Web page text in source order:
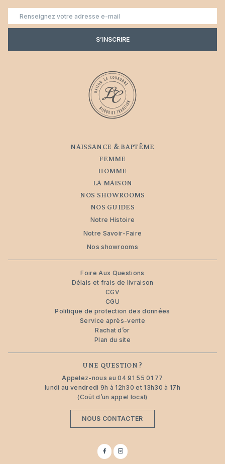
E-
S’INSCRIRE
NAISSANCE & BAPTÊME
FEMME
HOMME
LA MAISON
NOS SHOWROOMS
NOS GUIDES
Notre Histoire
Notre Savoir-Faire
Nos showrooms
Foire Aux Questions
Délais et frais de livraison
CGV
CGU
Politique de protection des données
Service après-vente
Rachat d’or
Plan du site
UNE QUESTION ?
Appelez-nous au04 91 55 01 77
lundi au vendredi 9h à 12h30 et 13h30 à 17h
(Coût d’un appel local)
NOUS CONTACTER
Suivez-
nous
Suivez-
nous